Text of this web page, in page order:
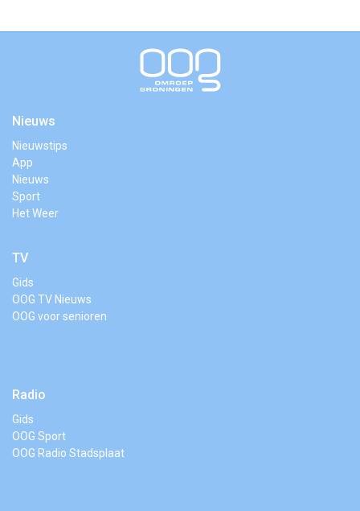
Nieuws
Nieuwstips
App
Nieuws
Sport
Het Weer
TV
Gids
OOG TV Nieuws
OOG voor senioren
Radio
Gids
OOG Sport
OOG Radio Stadsplaat